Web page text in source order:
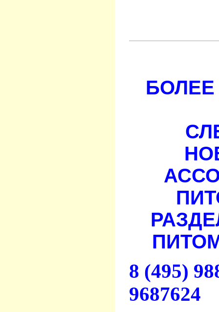
БОЛЕЕ
8 (495)
9687624